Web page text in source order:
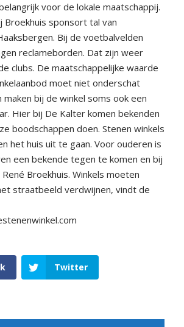
voor de lokale maatschappij.
Broekhuis sponsort tal van
Bij de voetbalvelden
reclameborden. Dat zijn weer
clubs. De maatschappelijke waarde
moet niet onderschat
maken bij de winkel soms ook een
Hier bij De Kalter komen bekenden
boodschappen doen. Stenen winkels
het huis uit te gaan. Voor ouderen is
een bekende tegen te komen en bij
Broekhuis. Winkels moeten
straatbeeld verdwijnen, vindt de
Twitter